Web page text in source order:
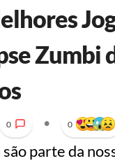
Zumbi
0 • 0
parte da